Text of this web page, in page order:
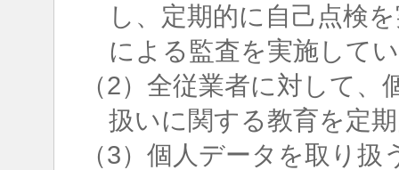
し、定期的に自己点検
による監査を実施して
（2）全従業者に対して
扱いに関する教育を定
（3）個人データを取り